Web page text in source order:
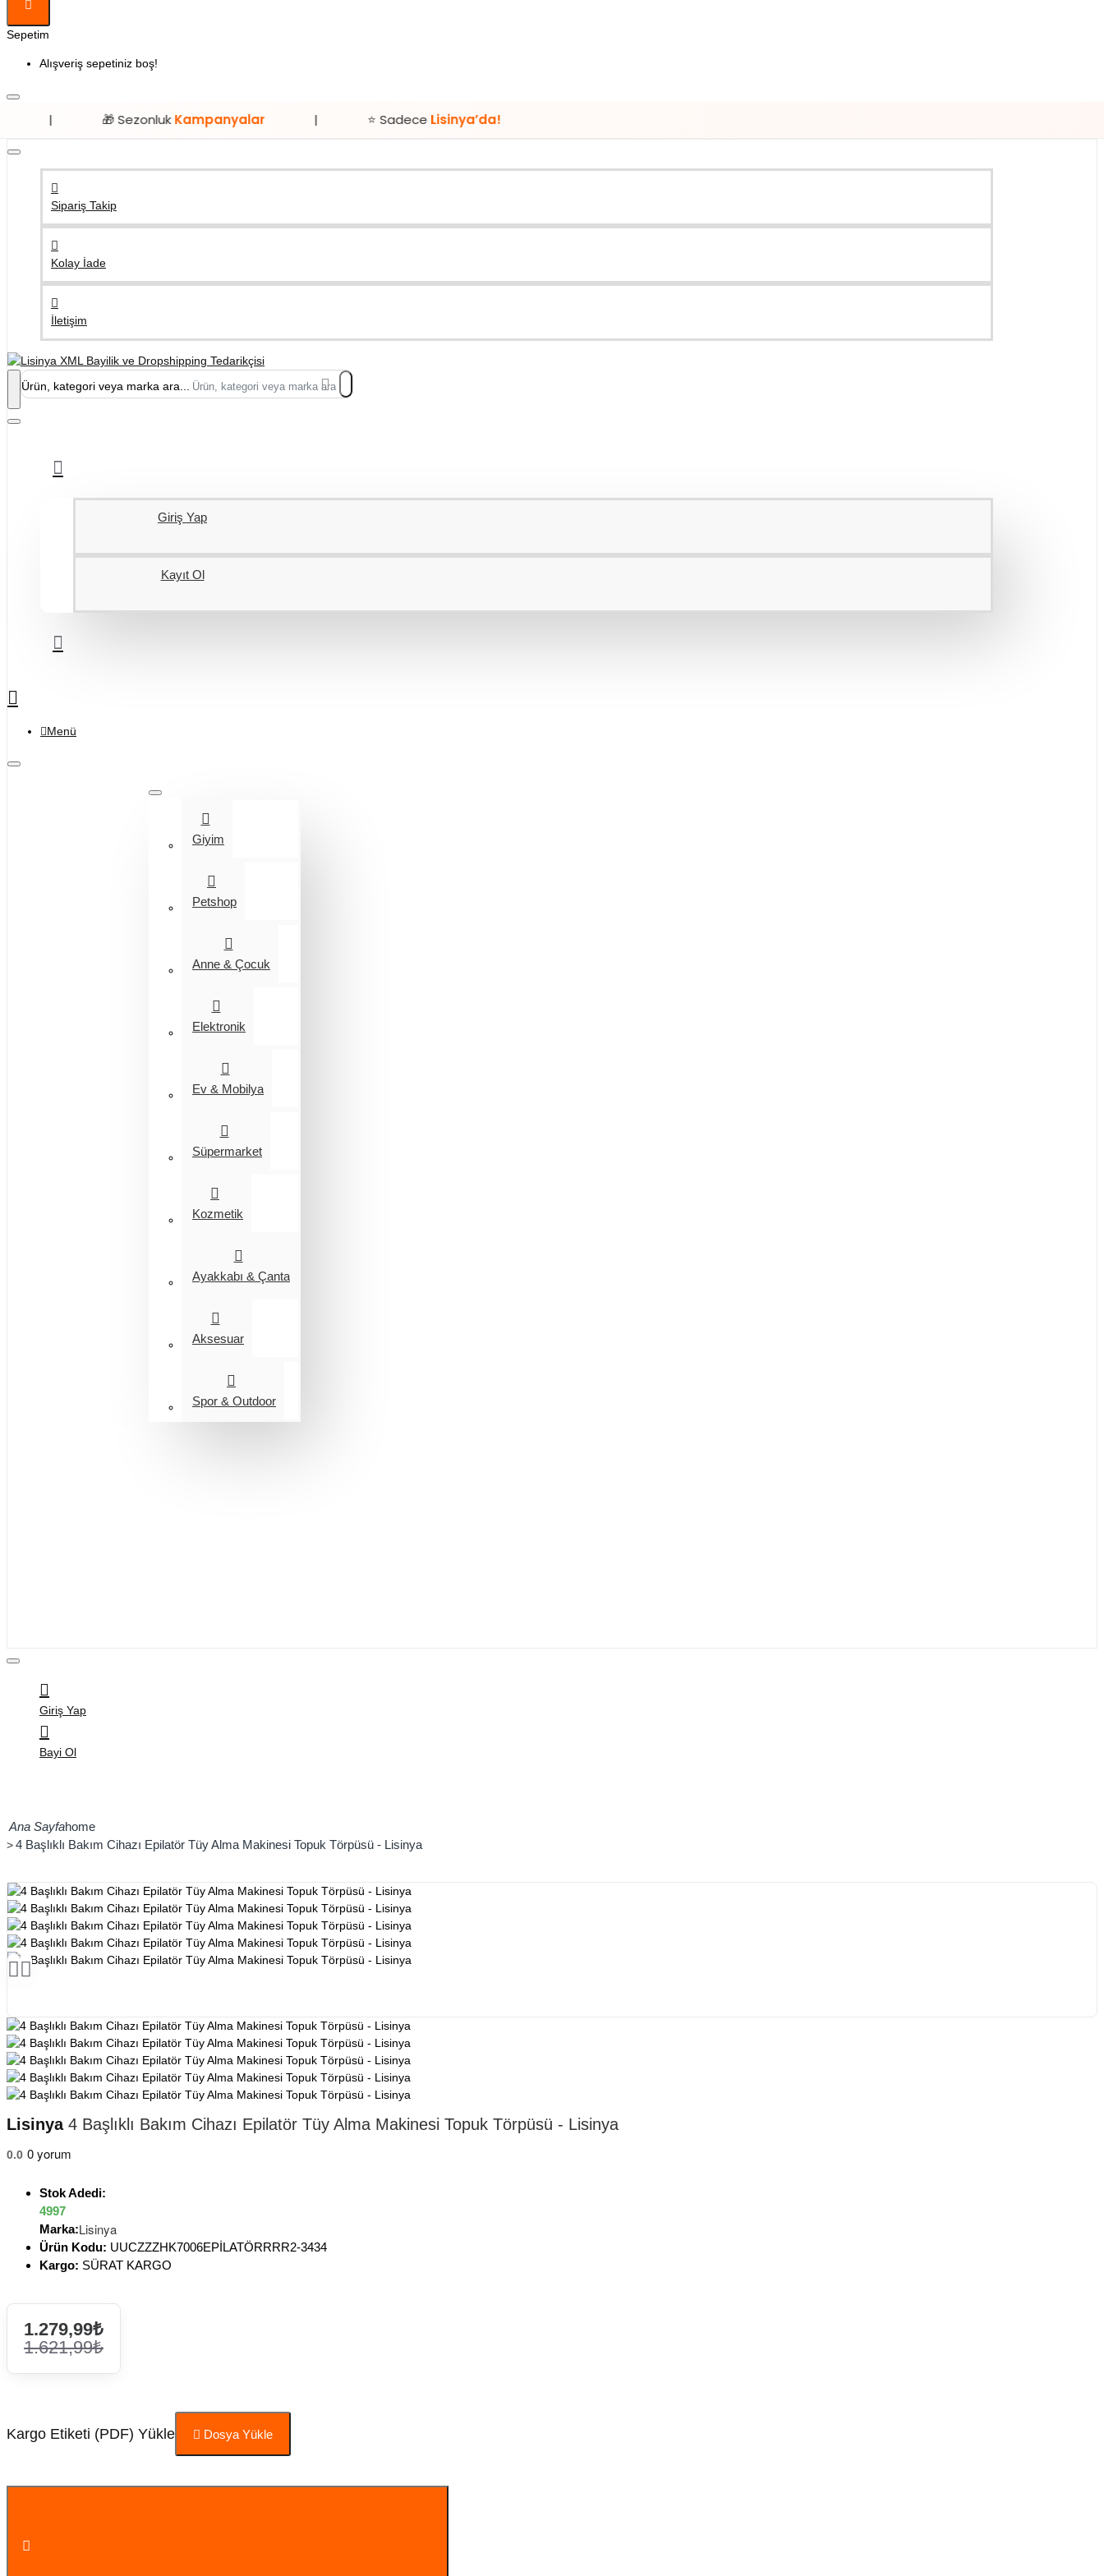
Sepetim
Alışveriş sepetiniz boş!
🎁 Sezonluk Kampanyalar | ⭐ Sadece Lisinya’da!
Sipariş Takip
Kolay İade
İletişim
Ürün, kategori veya marka ara...
Giriş Yap
Kayıt Ol
Menü
Giyim
Petshop
Anne & Çocuk
Elektronik
Ev & Mobilya
Süpermarket
Kozmetik
Ayakkabı & Çanta
Aksesuar
Spor & Outdoor
Giriş Yap
Bayi Ol
home
4 Başlıklı Bakım Cihazı Epilatör Tüy Alma Makinesi Topuk Törpüsü - Lisinya
Lisinya4 Başlıklı Bakım Cihazı Epilatör Tüy Alma Makinesi Topuk Törpüsü - Lisinya
0.0 0 yorum
Stok Adedi:
4997
Marka:Lisinya
Ürün Kodu: UUCZZZHK7006EPİLATÖRRRR2-3434
Kargo: SÜRAT KARGO
1.279,99₺
1.621,99₺
Kargo Etiketi (PDF) Yükle Dosya Yükle